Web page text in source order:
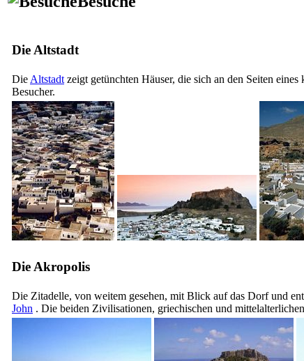
Die Altstadt
Die Altstadt zeigt getünchten Häuser, die sich an den Seiten
Besucher.
Die Akropolis
Die Zitadelle, von weitem gesehen, mit Blick auf das Dorf und
John . Die beiden Zivilisationen, griechischen und